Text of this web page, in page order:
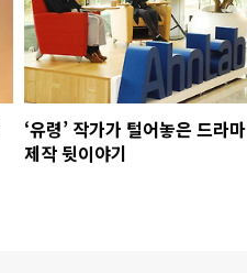
‘유령’ 작가가 털어놓은 드라마
제작 뒷이야기